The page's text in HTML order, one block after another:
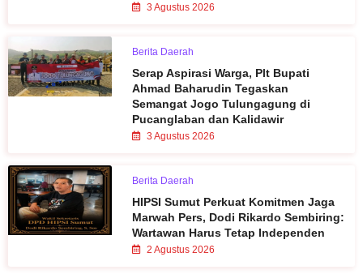
3 Agustus 2026
Berita Daerah
Serap Aspirasi Warga, Plt Bupati
Ahmad Baharudin Tegaskan
Semangat Jogo Tulungagung di
Pucanglaban dan Kalidawir
3 Agustus 2026
Berita Daerah
HIPSI Sumut Perkuat Komitmen Jaga
Marwah Pers, Dodi Rikardo Sembiring:
Wartawan Harus Tetap Independen
2 Agustus 2026